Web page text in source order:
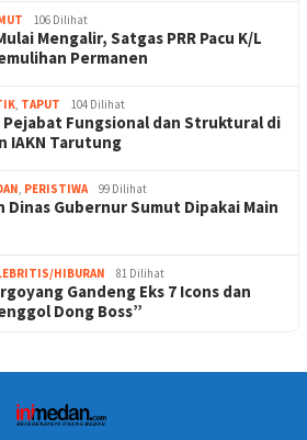
106 Dilihat
Mengalir, Satgas PRR Pacu K/L
Permanen
, TAPUT 104 Dilihat
Fungsional dan Struktural di
IAKN Tarutung
, PERISTIWA 99 Dilihat
Dinas Gubernur Sumut Dipakai Main
HIBURAN 81 Dilihat
Gandeng Eks 7 Icons dan
Dong Boss”